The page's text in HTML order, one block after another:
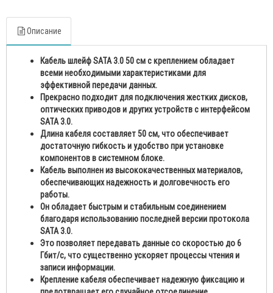
Описание
Кабель шлейф SATA 3.0 50 см с креплением обладает
всеми необходимыми характеристиками для
эффективной передачи данных.
Прекрасно подходит для подключения жестких дисков,
оптических приводов и других устройств с интерфейсом
SATA 3.0.
Длина кабеля составляет 50 см, что обеспечивает
достаточную гибкость и удобство при установке
компонентов в системном блоке.
Кабель выполнен из высококачественных материалов,
обеспечивающих надежность и долговечность его
работы.
Он обладает быстрым и стабильным соединением
благодаря использованию последней версии протокола
SATA 3.0.
Это позволяет передавать данные со скоростью до 6
Гбит/с, что существенно ускоряет процессы чтения и
записи информации.
Крепление кабеля обеспечивает надежную фиксацию и